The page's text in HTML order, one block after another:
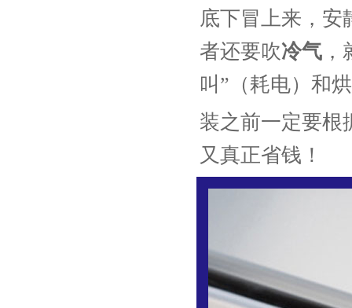
底下冒上来，安
者还要吹冷气
叫”（耗电）和
装之前一定要根
又真正省钱！